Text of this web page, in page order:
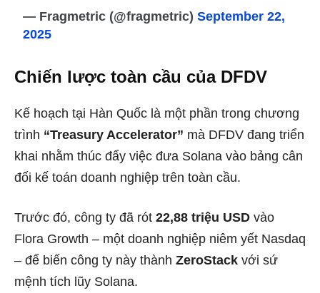
— Fragmetric (@fragmetric)September 22,
2025
Chiến lược toàn cầu của DFDV
Kế hoạch tại Hàn Quốc là một phần trong chương
trình “Treasury Accelerator” mà DFDV đang triển
khai nhằm thúc đẩy việc đưa Solana vào bảng cân
đối kế toán doanh nghiệp trên toàn cầu.
Trước đó, công ty đã rót 22,88 triệu USD vào
Flora Growth – một doanh nghiệp niêm yết Nasdaq
– để biến công ty này thành ZeroStack với sứ
mệnh tích lũy Solana.